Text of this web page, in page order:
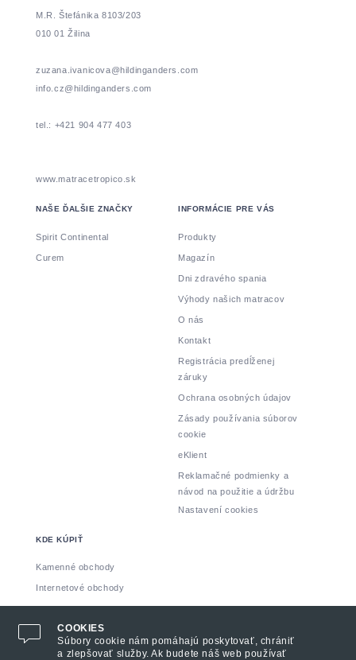
M.R. Štefánika 8103/203
010 01 Žilina
zuzana.ivanicova@hildinganders.com
info.cz@hildinganders.com
tel.: +421 904 477 403
www.matracetropico.sk
NAŠE ĎALŠIE ZNAČKY
Spirit Continental
Curem
INFORMÁCIE PRE VÁS
Produkty
Magazín
Dni zdravého spania
Výhody našich matracov
O nás
Kontakt
Registrácia predĺženej
záruky
Ochrana osobných údajov
Zásady používania súborov
cookie
eKlient
Reklamačné podmienky a
návod na použitie a údržbu
Nastavení cookies
KDE KÚPIŤ
Kamenné obchody
Internetové obchody
COOKIES
Súbory cookie nám pomáhajú poskytovať, chrániť
a zlepšovať služby. Ak budete náš web používať